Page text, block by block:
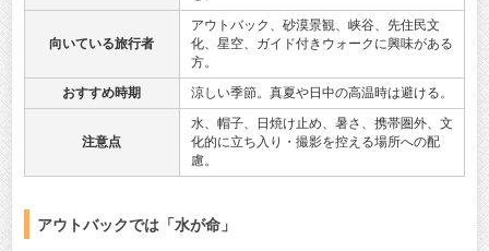
向いている旅行者
アウトバック、砂漠景観、峡谷、先住民文
化、星空、ガイド付きウォークに興味がある
方。
おすすめ時期
涼しい季節。真夏や日中の高温時は避ける。
注意点
水、帽子、日焼け止め、暑さ、携帯圏外、文
化的に立ち入り・撮影を控える場所への配
慮。
アウトバックでは「水が命」